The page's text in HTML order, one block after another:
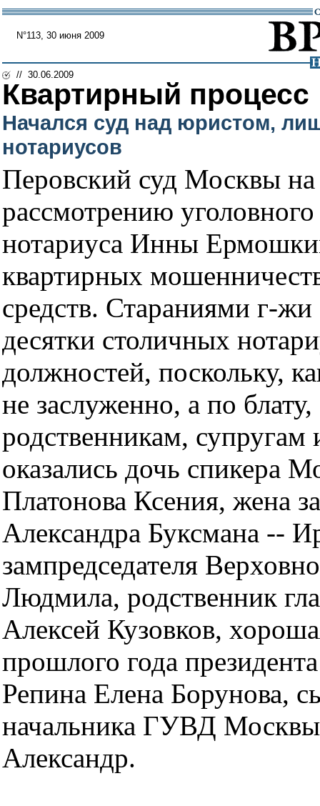
N°113, 30 июня 2009
// 30.06.2009
Квартирный процесс
Начался суд над юристом,
нотариусов
Перовский суд Москвы
рассмотрению
нотариуса Инны
квартирных
средств. Стараниями г-
десятки столичных
должностей, поскольку,
не заслуженно, а по
родственникам,
оказались дочь спикера
Платонова Ксения, жена
Александра Буксмана --
зампредседателя
Людмила, родственник
Алексей Кузовков,
прошлого года
Репина Елена Борунова,
начальника ГУВД
Александр.